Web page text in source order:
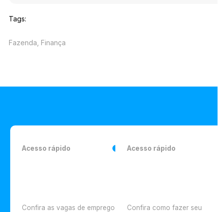
Tags:
Fazenda, Finança
Acesso rápido
Confira as vagas de emprego
Acesso rápido
Confira como fazer seu